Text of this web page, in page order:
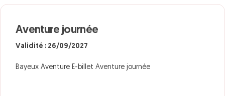
Aventure journée
Validité : 26/09/2027
Bayeux Aventure E-billet Aventure journée